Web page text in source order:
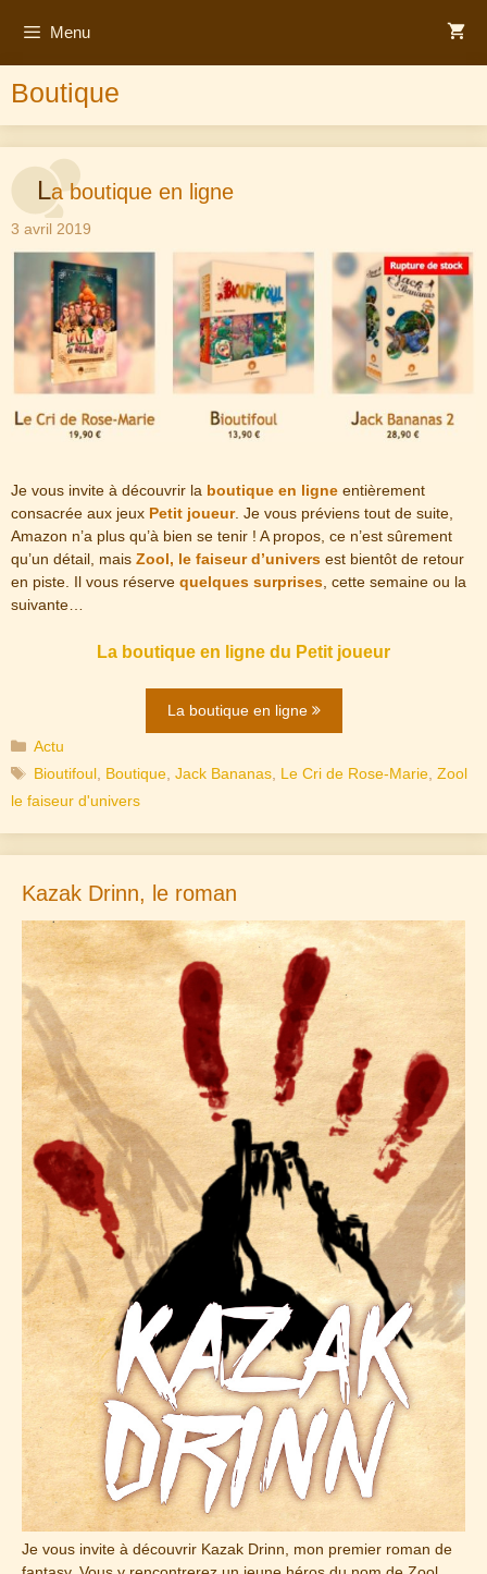
Menu
Boutique
La boutique en ligne
3 avril 2019
Je vous invite à découvrir la boutique en ligne entièrement
consacrée aux jeux Petit joueur. Je vous préviens tout de suite,
Amazon n’a plus qu’à bien se tenir ! A propos, ce n’est sûrement
qu’un détail, mais Zool, le faiseur d’univers est bientôt de retour
en piste. Il vous réserve quelques surprises , cette semaine ou la
suivante…
La boutique en ligne du Petit joueur
La boutique en ligne
Catégories
Actu
Étiquettes
Bioutifoul Boutique ,Jack Bananas Le Cri de Rose-Marie ,Zool
le faiseur d'univers
Kazak Drinn, le roman
Je vous invite à découvrir Kazak Drinn, mon premier roman de